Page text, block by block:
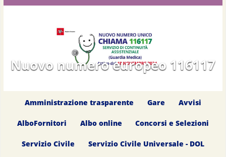
Nuovo numero europeo 116117
Amministrazione trasparente Gare Avvisi
AlboFornitori Albo online Concorsi e Selezioni
Servizio Civile Servizio Civile Universale - DOL